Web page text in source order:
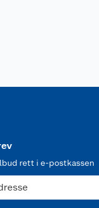
rett i e-postkassen